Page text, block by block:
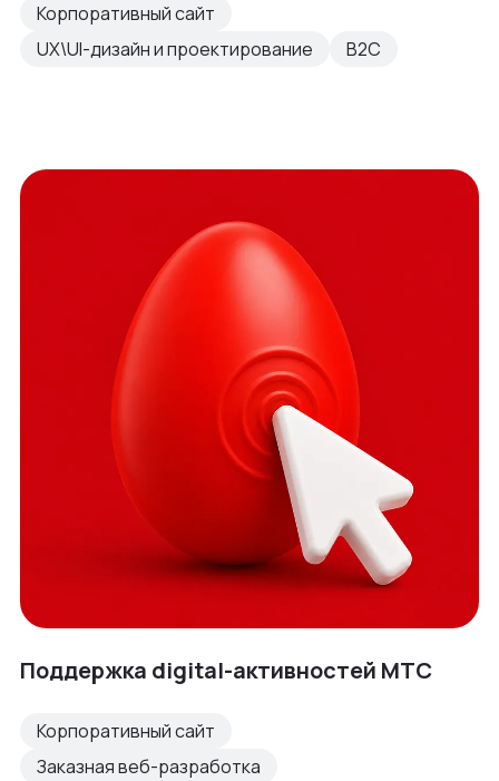
Корпоративный сайт
UX\UI-дизайн и проектирование
B2C
Поддержка digital-активностей МТС
Корпоративный сайт
Заказная веб-разработка